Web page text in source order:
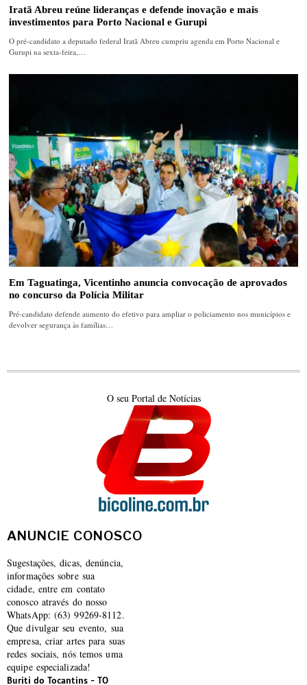
Iratã Abreu reúne lideranças e defende inovação e mais
investimentos para Porto Nacional e Gurupi
O pré-candidato a deputado federal Iratã Abreu cumpriu agenda em Porto Nacional e
Gurupi na sexta-feira,…
Em Taguatinga, Vicentinho anuncia convocação de aprovados
no concurso da Polícia Militar
Pré-candidato defende aumento do efetivo para ampliar o policiamento nos municípios e
devolver segurança às famílias…
O seu Portal de Notícias
ANUNCIE CONOSCO
Sugestações, dicas, denúncia,
informações sobre sua
cidade, entre em contato
conosco através do nosso
WhatsApp: (63) 99269-8112.
Que divulgar seu evento, sua
empresa, criar artes para suas
redes sociais, nós temos uma
equipe especializada!
Buriti do Tocantins - TO